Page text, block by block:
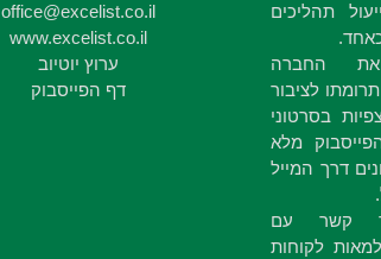
תהליכים
החברה
לציבור
בסרטוני
מלא
דרך המייל
קשר עם
לקוחות
office@excelist.co.il
www.excelist.co.il
ערוץ יוטיוב
דף הפייסבוק